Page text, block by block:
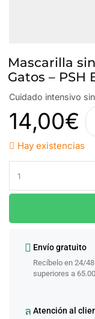
Mascarilla
Gatos – PSH
Cuidado intensivo
14,00€
Hay existencias
Envío gratuito
Recíbelo en 24/
superiores a
Atención al